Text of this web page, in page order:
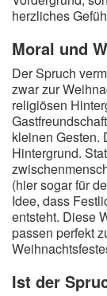
herzliches
Moral und
Der Spruch
zwar zur
religiösen
kleinen Gesten.
Hintergrund.
(hier sogar für
Idee, dass
entsteht. Diese
passen perfekt
Ist der